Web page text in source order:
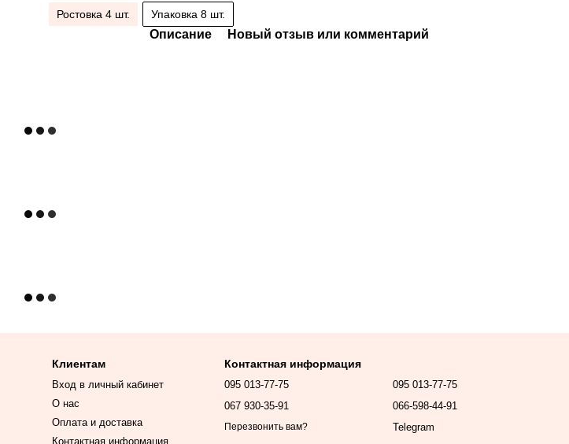
Ростовка 4 шт. Упаковка 8 шт.
Описание Новый отзыв или комментарий
Клиентам
Вход в личный кабинет
О нас
Оплата и доставка
Контактная информация
Контактная информация
095 013-77-75
067 930-35-91
Перезвонить вам?
095 013-77-75
066-598-44-91
Telegram